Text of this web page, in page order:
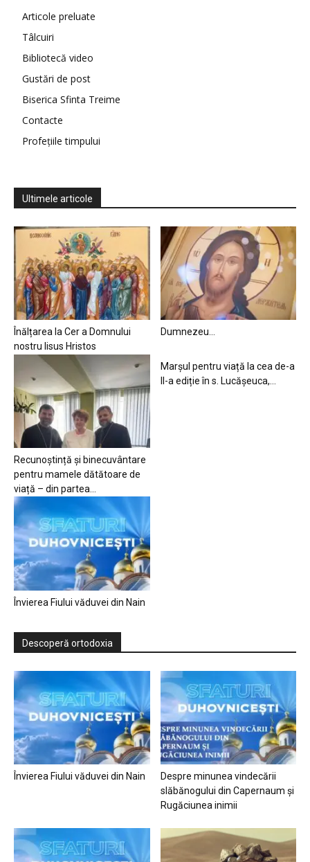
Articole preluate
Tâlcuiri
Bibliotecă video
Gustări de post
Biserica Sfinta Treime
Contacte
Profețiile timpului
Ultimele articole
Înălțarea la Cer a Domnului
nostru Iisus Hristos
Dumnezeu…
Recunoștință și binecuvântare
pentru mamele dătătoare de
viață – din partea...
Marșul pentru viață la cea de-a
II-a ediție în s. Lucășeuca,...
Învierea Fiului văduvei din Nain
Descoperă ortodoxia
Învierea Fiului văduvei din Nain
Despre minunea vindecării
slăbănogului din Capernaum și
Rugăciunea inimii